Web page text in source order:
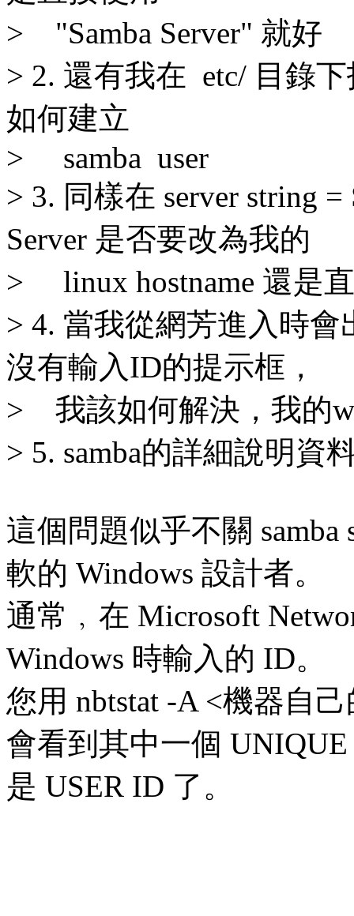
> "Samba Server" 就好
> 2. 還有我在 etc/ 目錄下
如何建立
> samba user
> 3. 同樣在 server string =
Server 是否要改為我的
> linux hostname 還是
> 4. 當我從網芳進入時
沒有輸入ID的提示框，
> 我該如何解決，我的
> 5. samba的詳細說明資
這個問題似乎不關
軟的 Windows 設計者。
通常﹐在 Microsoft
Windows 時輸入的 ID。
您用 nbtstat -A <機器自
會看到其中一個
是 USER ID 了。